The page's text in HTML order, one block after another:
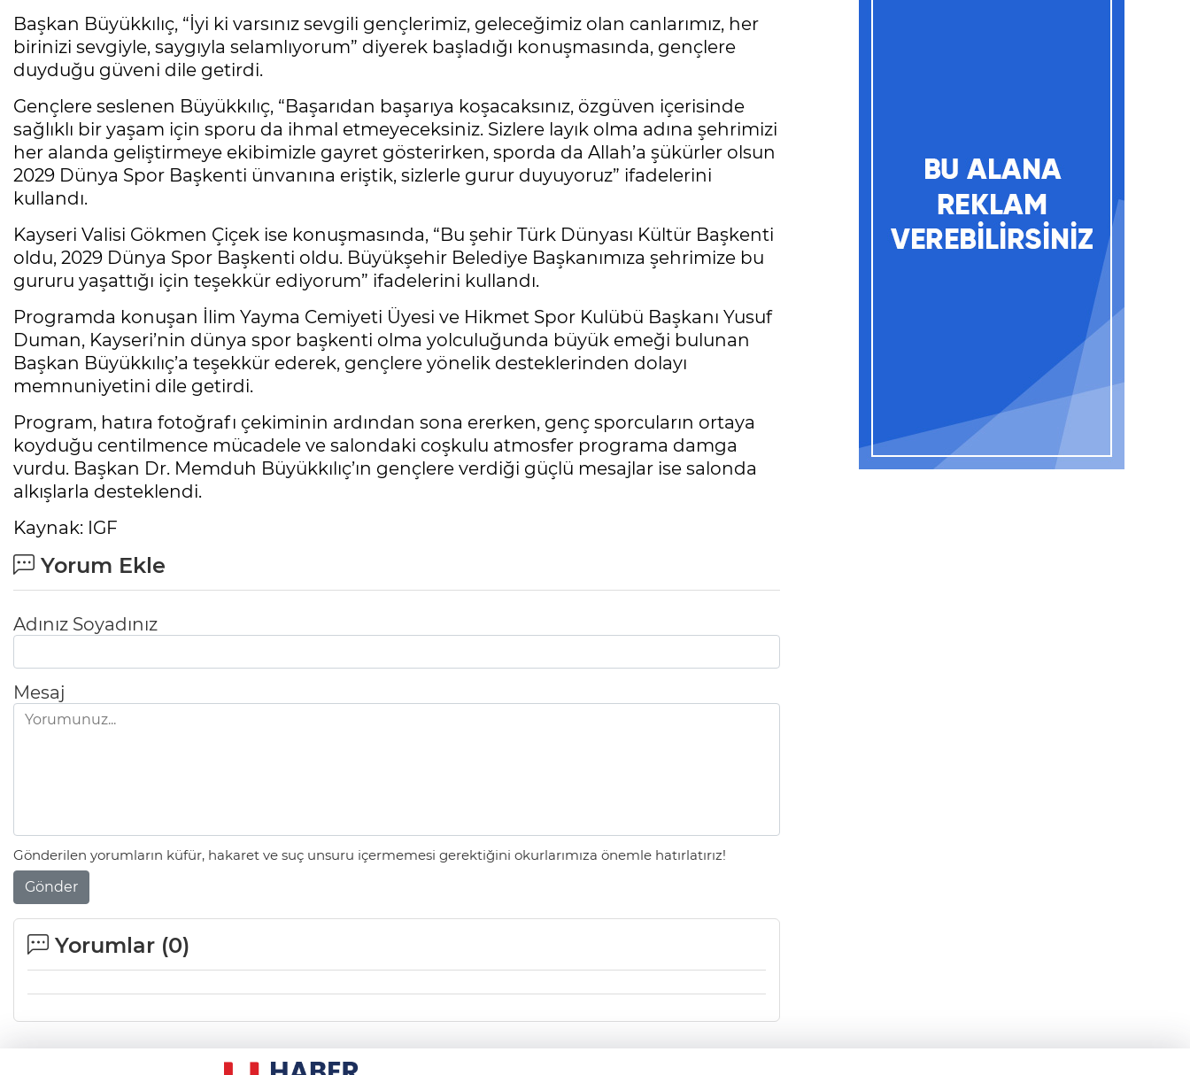
Başkan Büyükkılıç, “İyi ki varsınız sevgili gençlerimiz, geleceğimiz olan canlarımız, her
birinizi sevgiyle, saygıyla selamlıyorum” diyerek başladığı konuşmasında, gençlere
duyduğu güveni dile getirdi.
Gençlere seslenen Büyükkılıç, “Başarıdan başarıya koşacaksınız, özgüven içerisinde
sağlıklı bir yaşam için sporu da ihmal etmeyeceksiniz. Sizlere layık olma adına şehrimizi
her alanda geliştirmeye ekibimizle gayret gösterirken, sporda da Allah’a şükürler olsun
2029 Dünya Spor Başkenti ünvanına eriştik, sizlerle gurur duyuyoruz” ifadelerini
kullandı.
Kayseri Valisi Gökmen Çiçek ise konuşmasında, “Bu şehir Türk Dünyası Kültür Başkenti
oldu, 2029 Dünya Spor Başkenti oldu. Büyükşehir Belediye Başkanımıza şehrimize bu
gururu yaşattığı için teşekkür ediyorum” ifadelerini kullandı.
Programda konuşan İlim Yayma Cemiyeti Üyesi ve Hikmet Spor Kulübü Başkanı Yusuf
Duman, Kayseri’nin dünya spor başkenti olma yolculuğunda büyük emeği bulunan
Başkan Büyükkılıç’a teşekkür ederek, gençlere yönelik desteklerinden dolayı
memnuniyetini dile getirdi.
Program, hatıra fotoğrafı çekiminin ardından sona ererken, genç sporcuların ortaya
koyduğu centilmence mücadele ve salondaki coşkulu atmosfer programa damga
vurdu. Başkan Dr. Memduh Büyükkılıç’ın gençlere verdiği güçlü mesajlar ise salonda
alkışlarla desteklendi.
Kaynak: IGF
Yorum Ekle
Adınız Soyadınız
Mesaj
Gönderilen yorumların küfür, hakaret ve suç unsuru içermemesi gerektiğini okurlarımıza önemle hatırlatırız!
Gönder
Yorumlar (0)